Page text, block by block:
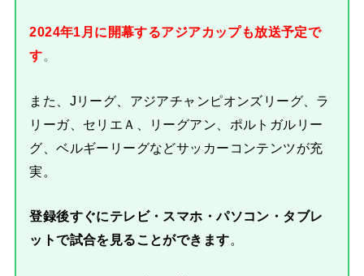
2024年1月に開幕するアジアカップも放送予定で
す。
また、Jリーグ、アジアチャンピオンズリーグ、ラ
リーガ、セリエＡ、リーグアン、ポルトガルリー
グ、ベルギーリーグなどサッカーコンテンツが充
実。
登録後すぐにテレビ・スマホ・パソコン・タブレ
ットで試合を見ることができます。